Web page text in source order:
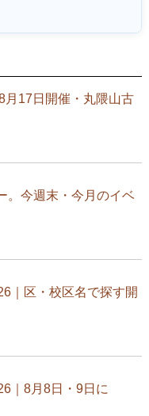
月17日開催・丸隈山古
。今週末・今月のイベ
｜区・校区名で探す開
｜8月8日・9日に